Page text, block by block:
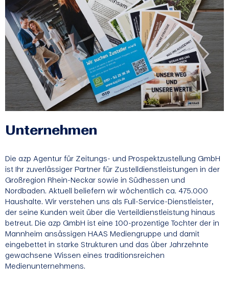
Unternehmen
Die azp Agentur für Zeitungs- und Prospektzustellung GmbH
ist Ihr zuverlässiger Partner für Zustelldienstleistungen in der
Großregion Rhein-Neckar sowie in Südhessen und
Nordbaden. Aktuell beliefern wir wöchentlich ca. 475.000
Haushalte. Wir verstehen uns als Full-Service-Dienstleister,
der seine Kunden weit über die Verteildienstleistung hinaus
betreut. Die azp GmbH ist eine 100-prozentige Tochter der in
Mannheim ansässigen HAAS Mediengruppe und damit
eingebettet in starke Strukturen und das über Jahrzehnte
gewachsene Wissen eines traditionsreichen
Medienunternehmens.